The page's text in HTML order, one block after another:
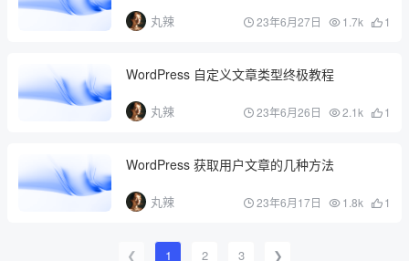
丸辣 23年6月27日 1.7k 1
WordPress 自定义文章类型终极教程
丸辣 23年6月26日 2.1k 1
WordPress 获取用户文章的几种方法
丸辣 23年6月17日 1.8k 1
❮ 1 2 3 ❯